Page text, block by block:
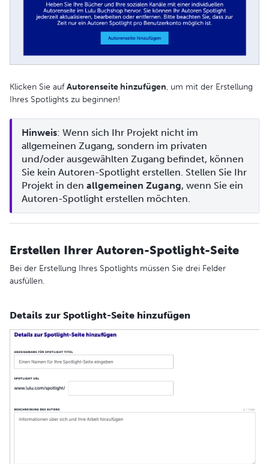
Klicken Sie aufAutorenseite hinzufügen, um mit der Erstellung
Ihres Spotlights zu beginnen!
Hinweis: Wenn sich Ihr Projekt nicht im
allgemeinen Zugang, sondern im privaten
und/oder ausgewählten Zugang befindet, können
Sie kein Autoren-Spotlight erstellen. Stellen Sie Ihr
Projekt in den allgemeinen Zugang, wenn Sie ein
Autoren-Spotlight erstellen möchten.
Erstellen Ihrer Autoren-Spotlight-Seite
Bei der Erstellung Ihres Spotlights müssen Sie drei Felder
ausfüllen.
Details zur Spotlight-Seite hinzufügen